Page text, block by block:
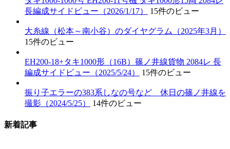
長編成サイドビュー（2026/1/17）
15件のビュー
大糸線（松本～南小谷）のダイヤグラム（2025年3月）
15件のビュー
EH200-18+タキ1000形（16B）篠ノ井線貨物 2084レ 長
編成サイドビュー（2025/5/24）
15件のビュー
振り子エラーの383系しなの号など 休日の篠ノ井線を
撮影（2024/5/25）
14件のビュー
新着記事